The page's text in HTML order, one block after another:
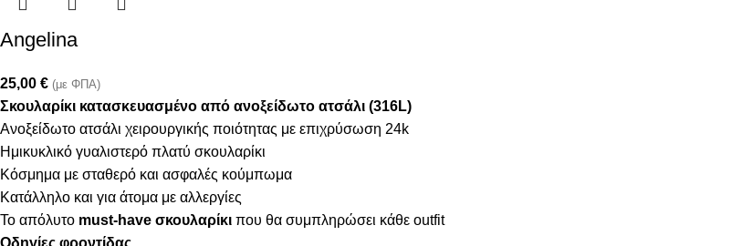
Angelina
25,00 € (με ΦΠΑ)
Σκουλαρίκι κατασκευασμένο από ανοξείδωτο ατσάλι (316L)
Ανοξείδωτο ατσάλι χειρουργικής ποιότητας με επιχρύσωση 24k
Ημικυκλικό γυαλιστερό πλατύ σκουλαρίκι
Κόσμημα με σταθερό και ασφαλές κούμπωμα
Κατάλληλο και για άτομα με αλλεργίες
Το απόλυτο must-have σκουλαρίκι που θα συμπληρώσει κάθε outfit